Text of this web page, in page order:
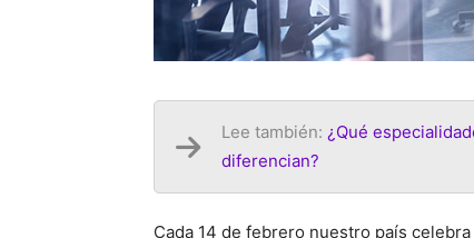
Lee también: ¿Qué
diferencian?
Cada 14 de febrero nuestro país